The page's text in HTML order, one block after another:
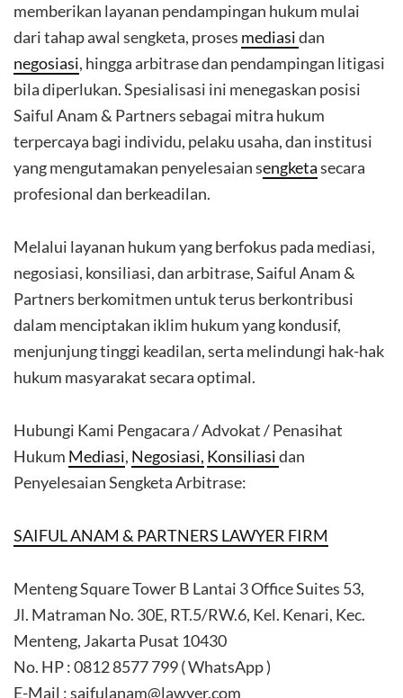
memberikan layanan pendampingan hukum mulai
dari tahap awal sengketa, proses mediasidan
negosiasi, hingga arbitrase dan pendampingan litigasi
bila diperlukan. Spesialisasi ini menegaskan posisi
Saiful Anam & Partners sebagai mitra hukum
terpercaya bagi individu, pelaku usaha, dan institusi
yang mengutamakan penyelesaian sengketasecara
profesional dan berkeadilan.
Melalui layanan hukum yang berfokus pada mediasi,
negosiasi, konsiliasi, dan arbitrase, Saiful Anam &
Partners berkomitmen untuk terus berkontribusi
dalam menciptakan iklim hukum yang kondusif,
menjunjung tinggi keadilan, serta melindungi hak-hak
hukum masyarakat secara optimal.
Hubungi Kami Pengacara / Advokat / Penasihat
Hukum Mediasi, Negosiasi, Konsiliasidan
Penyelesaian Sengketa Arbitrase:
SAIFUL ANAM & PARTNERS LAWYER FIRM
Menteng Square Tower B Lantai 3 Office Suites 53,
Jl. Matraman No. 30E, RT.5/RW.6, Kel. Kenari, Kec.
Menteng, Jakarta Pusat 10430
No. HP : 0812 8577 799 ( WhatsApp )
E-Mail : saifulanam@lawyer.com